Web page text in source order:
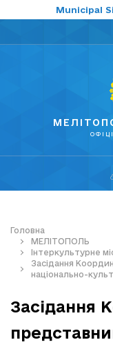
Municipal
Головна
МЕЛІТОПОЛЬ
Інтеркультурне
Засідання
національно-
Засідання